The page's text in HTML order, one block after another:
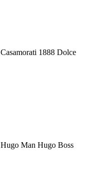
Casamorati 1888 Dolce
Hugo Man Hugo Boss